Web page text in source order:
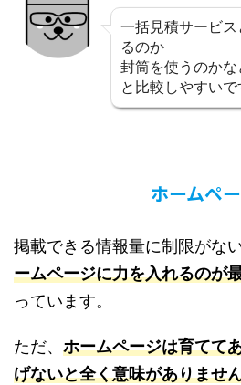
一括見積サービ
るのか
封筒を使うのか
と比較しやすいで
ホームペ
掲載できる情報量に制限がな
ームページに力を入れるのが
っています。
ただ、 ホームページは育てて
げないと全く意味がありませ